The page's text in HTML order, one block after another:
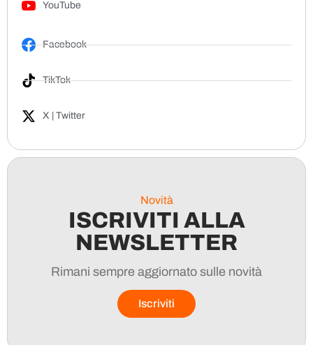
YouTube
Facebook
TikTok
X | Twitter
Novità
ISCRIVITI ALLA
NEWSLETTER
Rimani sempre aggiornato sulle novità
Iscriviti